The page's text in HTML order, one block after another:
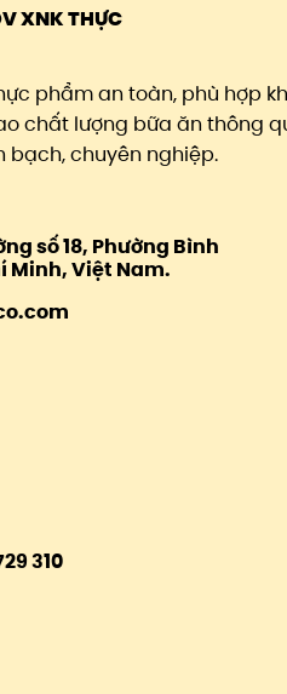
XNK THỰC
phẩm an toàn, phù hợp
chất lượng bữa ăn thông
bạch, chuyên nghiệp.
số 18, Phường Bình
Minh, Việt Nam.
310